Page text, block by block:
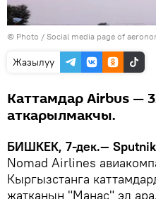
© Photo / Social media page of
Жазылуу
Каттамдар Airbus —
аткарылмакчы.
БИШКЕК, 7-дек.—
Nomad Airlines
Кыргызстанга
жатканын "Манас" эл